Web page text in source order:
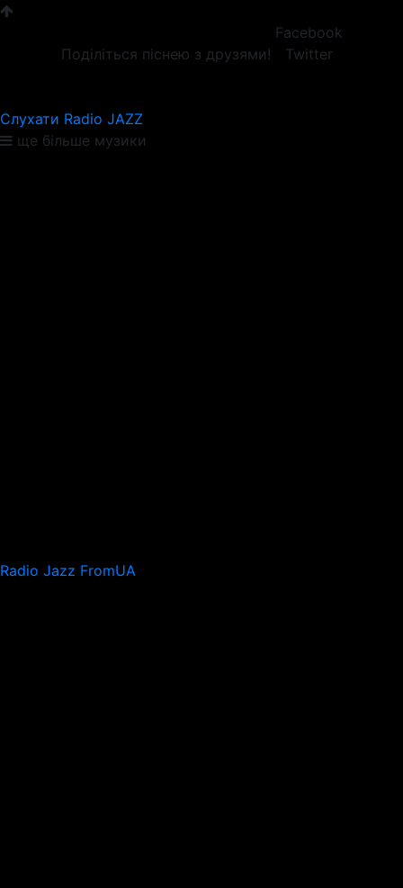
Поділіться піснею з друзями!
Facebook
Twitter
Слухати Radio JAZZ
ще більше музики
Radio Jazz FromUA